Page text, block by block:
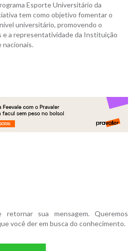
Esporte Universitário da
tem como objetivo fomentar o
universitário, promovendo o
a representatividade da Instituição
nacionais.
sua mensagem. Queremos
você der em busca do conhecimento.